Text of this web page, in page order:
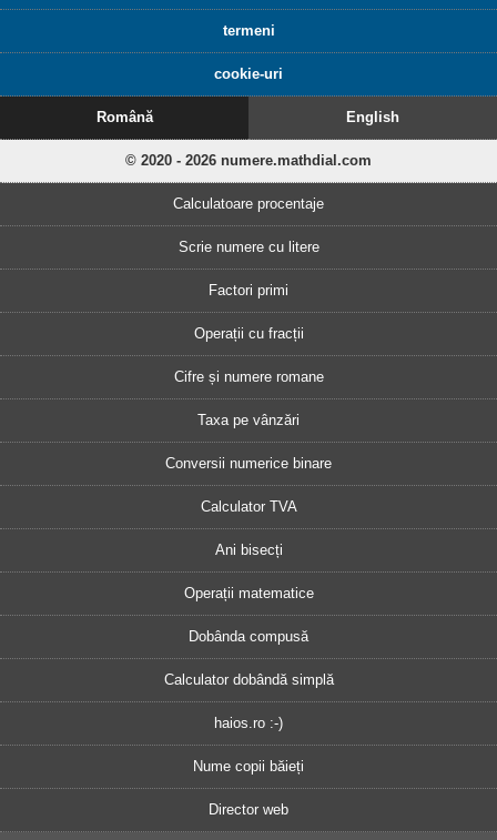
termeni
cookie-uri
Română English
© 2020 - 2026 numere.mathdial.com
Calculatoare procentaje
Scrie numere cu litere
Factori primi
Operații cu fracții
Cifre și numere romane
Taxa pe vânzări
Conversii numerice binare
Calculator TVA
Ani bisecți
Operații matematice
Dobânda compusă
Calculator dobândă simplă
haios.ro :-)
Nume copii băieți
Director web